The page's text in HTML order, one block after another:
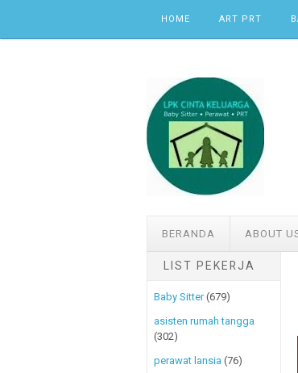
HOME ART PRT
BERANDA ABOUT
LIST PEKERJA
Baby Sitter (679)
asisten rumah tangga
(302)
perawat lansia (76)